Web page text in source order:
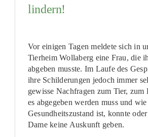
lindern!
Vor einigen Tagen meldete sich in
Tierheim Wollaberg eine Frau, die
abgeben musste. Im Laufe des
ihre Schilderungen jedoch immer
gewisse Nachfragen zum Tier, zum
es abgegeben werden muss und
Gesundheitszustand ist, konnte
Dame keine Auskunft geben.